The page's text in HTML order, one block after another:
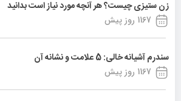
زن ستیزی چیست؟ هر آنچه مورد نیاز است بدانید
1167 روز پیش
سندرم آشیانه خالی: 5 علامت و نشانه آن
1167 روز پیش